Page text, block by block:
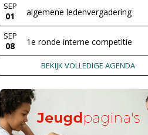
SEP
01 algemene ledenvergadering
SEP
08 1e ronde interne competitie
BEKIJK VOLLEDIGE AGENDA